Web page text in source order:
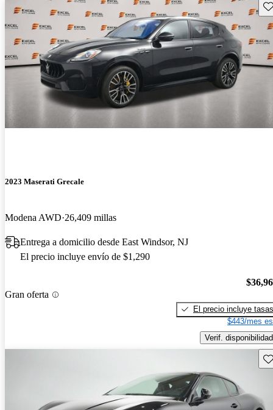
2023 Maserati Grecale
Modena AWD 26,409 millas
Entrega a domicilio desde East Windsor, NJ
El precio incluye envío de $1,290
Gran oferta
El precio incluye tasas
$443/mes
Verif. disponibilidad